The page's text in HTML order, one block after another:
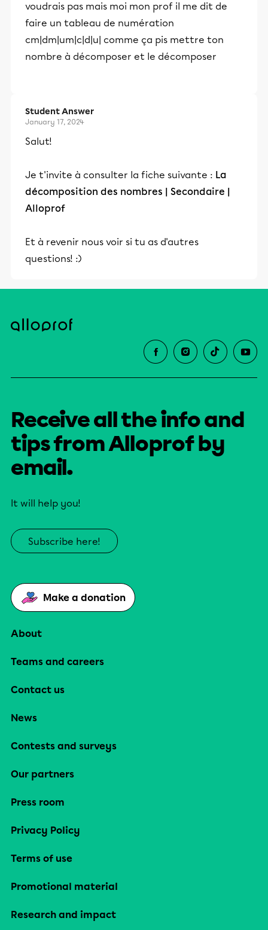
voudrais pas mais moi mon prof il me dit de
faire un tableau de numération
cm|dm|um|c|d|u| comme ça pis mettre ton
nombre à décomposer et le décomposer
Student Answer
January 17, 2024
Salut!
Je t'invite à consulter la fiche suivante : La
décomposition des nombres | Secondaire |
Alloprof
Et à revenir nous voir si tu as d'autres
questions! :)
Receive all the info and
tips from Alloprof by
email.
It will help you!
Subscribe here!
Make a donation
About
Teams and careers
Contact us
News
Contests and surveys
Our partners
Press room
Privacy Policy
Terms of use
Promotional material
Research and impact